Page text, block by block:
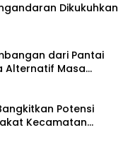
Dikukuhkan
dari Pantai
Alternatif Masa
Potensi
Kecamatan